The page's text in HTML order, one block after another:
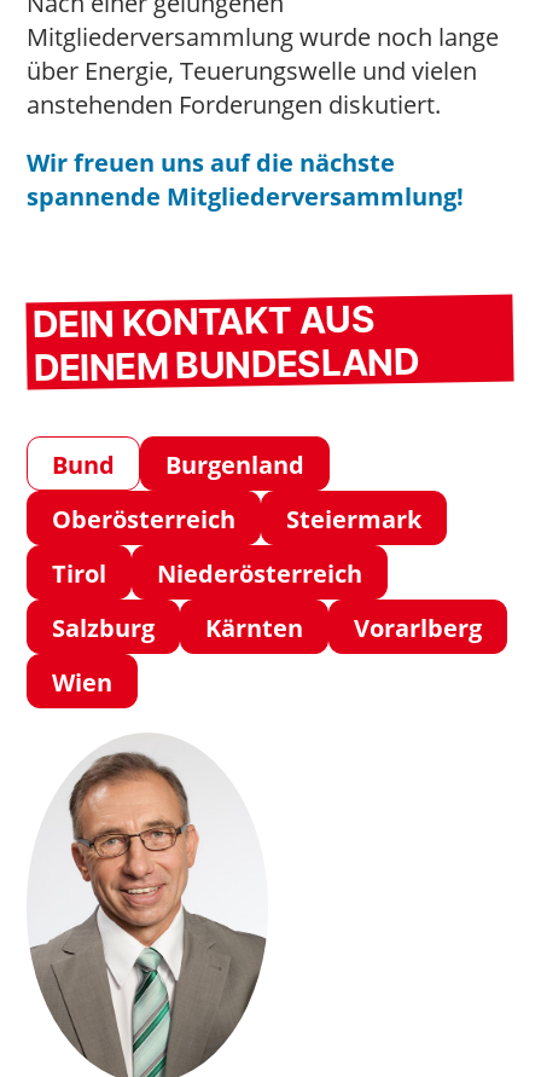
Mitgliederversammlung wurde noch lange
über Energie, Teuerungswelle und vielen
anstehenden Forderungen diskutiert.
Wir freuen uns auf die nächste
spannende Mitgliederversammlung!
DEIN KONTAKT AUS
DEINEM BUNDESLAND
Bund
Burgenland
Oberösterreich
Steiermark
Tirol
Niederösterreich
Salzburg
Kärnten
Vorarlberg
Wien